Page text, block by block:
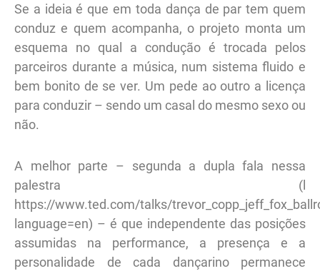
Se a ideia é que em toda dança de par tem quem
conduz e quem acompanha, o projeto monta um
esquema no qual a condução é trocada pelos
parceiros durante a música, num sistema fluido e
bem bonito de se ver. Um pede ao outro a licença
para conduzir – sendo um casal do mesmo sexo ou
não.
A melhor parte – segunda a dupla fala nessa
palestra (l
https://www.ted.com/talks/
language=en) – é que independente das posições
assumidas na performance, a presença e a
personalidade de cada dançarino permanece